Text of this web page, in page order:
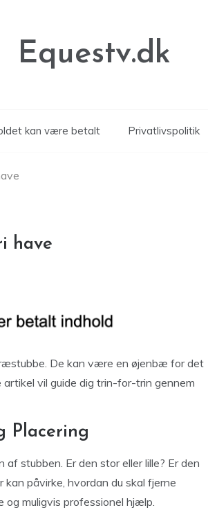
Equestv.dk
kan være betalt Privatlivspolitik
have
De kan være en øjenbæ for det
vil guide dig trin-for-trin gennem
Placering
​​stubben. Er den stor eller lille? Er den
påvirke, hvordan du skal fjerne
og muligvis professionel hjælp.